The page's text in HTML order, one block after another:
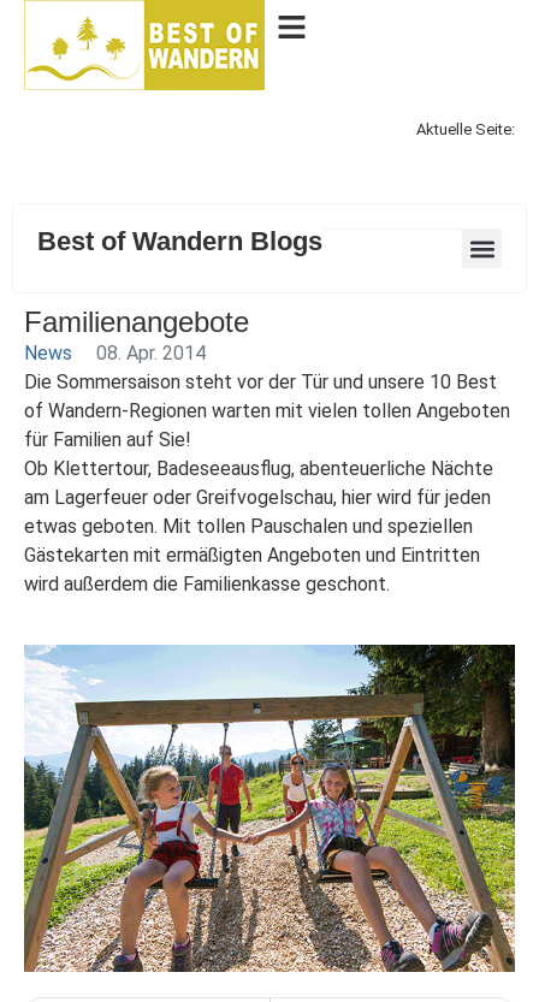
Aktuelle Seite:
Best of Wandern Blogs
Familienangebote
News
08. Apr. 2014
Die Sommersaison steht vor der Tür und unsere 10 Best
of Wandern-Regionen warten mit vielen tollen Angeboten
für Familien auf Sie!
Ob Klettertour, Badeseeausflug, abenteuerliche Nächte
am Lagerfeuer oder Greifvogelschau, hier wird für jeden
etwas geboten. Mit tollen Pauschalen und speziellen
Gästekarten mit ermäßigten Angeboten und Eintritten
wird außerdem die Familienkasse geschont.